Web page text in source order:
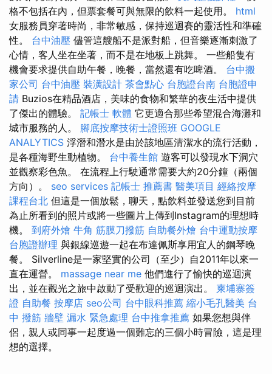
格不包括在內，但票套餐可與無限的飲料一起使用。 html
女服務員穿著時尚，非常敏感，保持巡迴賽的靈活性和準確
性。 台中油壓 儘管這艘船不是派對船，但音樂逐漸刺激了
心情，客人坐在坐著，而不是在地板上跳舞。 一些船隻有
機會要求提供自助午餐，晚餐，當然還有吃啤酒。 台中搬
家公司 台中油壓 裝潢設計 茶會點心 台胞證台南 台胞證申
請 Buzios在精品酒店，美味的食物和繁華的夜生活中提供
了傑出的體驗。 記帳士 軟體 它更適合那些希望混合海灘和
城市服務的人。 腳底按摩技術士證照班 GOOGLE
ANALYTICS 浮潛和潛水是由於該地區清潔水的流行活動，
是各種海野生動植物。 台中養生館 遊客可以發現水下洞穴
並觀察彩色魚。 在流程上行駛通常需要大約20分鐘（兩個
方向）。 seo services 記帳士 推薦書 醫美項目 經絡按摩
課程台北 但這是一個放鬆，聊天，點飲料並發送您到目前
為止所看到的照片或將一些圖片上傳到Instagram的理想時
機。 到府外燴 牛角 筋膜刀撥筋 自助餐外燴 台中運動按摩
台胞證辦理 與銀線巡遊一起在布達佩斯享用宜人的鋼琴晚
餐。 Silverline是一家堅實的公司（至少）自2011年以來一
直在運營。 massage near me 他們進行了愉快的巡迴演
出，並在觀光之旅中啟動了受歡迎的巡迴演出。 柬埔寨簽
證 自助餐 按摩店 seo公司 台中眼科推薦 縮小毛孔醫美 台
中 撥筋 牆壁 漏水 緊急處理 台中推拿推薦 如果您想與伴
侶，親人或同事一起度過一個難忘的三個小時冒險，這是理
想的選擇。